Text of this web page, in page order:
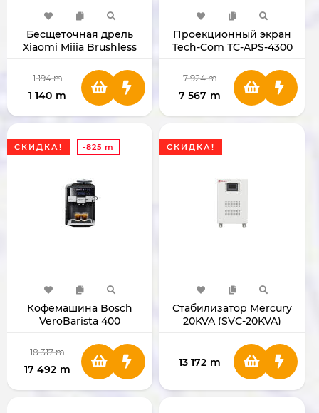
Бесщеточная дрель
Xiaomi Mijia Brushless
BHR08C9CN
1 194 m
1 140 m
Проекционный экран
Tech-Com TC-APS-4300
7 924 m
7 567 m
СКИДКА! -825 m
Кофемашина Bosch
VeroBarista 400
18 317 m
17 492 m
СКИДКА!
Стабилизатор Mercury
20KVA (SVC-20KVA)
13 172 m